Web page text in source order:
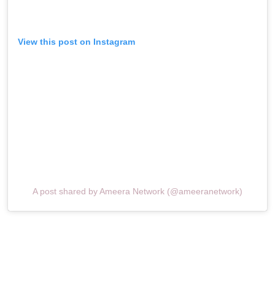
View this post on Instagram
A post shared by Ameera Network (@ameeranetwork)